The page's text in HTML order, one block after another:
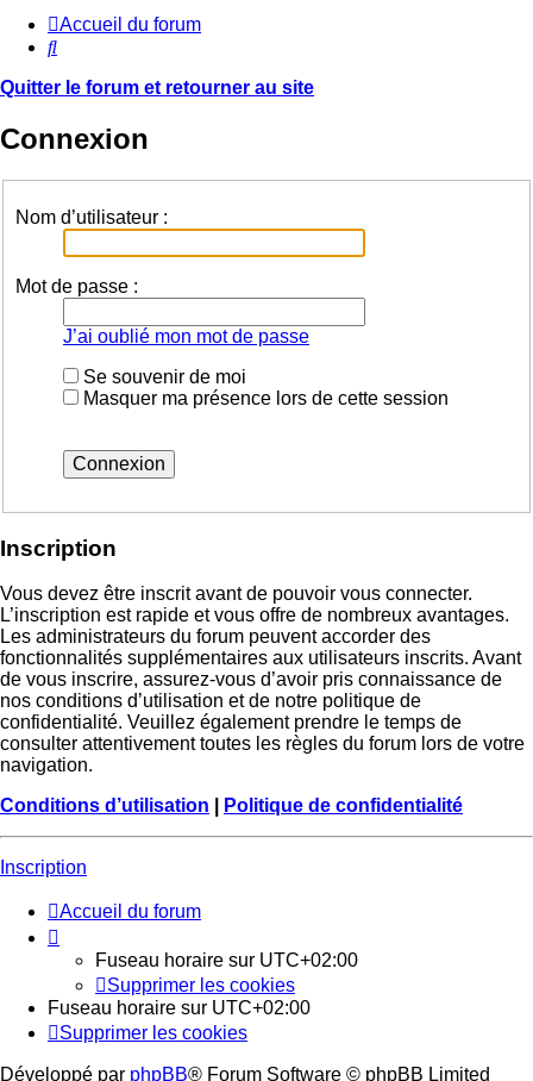
Accueil du forum
Rechercher
Quitter le forum et retourner au site
Connexion
Nom d’utilisateur :
Mot de passe :
J’ai oublié mon mot de passe
Se souvenir de moi
Masquer ma présence lors de cette session
Inscription
Vous devez être inscrit avant de pouvoir vous connecter.
L’inscription est rapide et vous offre de nombreux avantages.
Les administrateurs du forum peuvent accorder des
fonctionnalités supplémentaires aux utilisateurs inscrits. Avant
de vous inscrire, assurez-vous d’avoir pris connaissance de
nos conditions d’utilisation et de notre politique de
confidentialité. Veuillez également prendre le temps de
consulter attentivement toutes les règles du forum lors de votre
navigation.
Conditions d’utilisation
Politique de confidentialité
Inscription
Accueil du forum
Fuseau horaire sur UTC+02:00
Supprimer les cookies
Fuseau horaire sur UTC+02:00
Supprimer les cookies
Développé par phpBB® Forum Software © phpBB Limited